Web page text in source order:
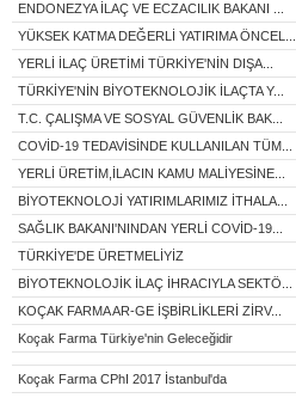
ENDONEZYA İLAÇ VE ECZACILIK BAKANI ...
YÜKSEK KATMA DEĞERLİ YATIRIMA ÖNCEL...
YERLİ İLAÇ ÜRETİMİ TÜRKİYE'NİN DIŞA...
TÜRKİYE'NİN BİYOTEKNOLOJİK İLAÇTA Y...
T.C. ÇALIŞMA VE SOSYAL GÜVENLİK BAK...
COVİD-19 TEDAVİSİNDE KULLANILAN TÜM...
YERLİ ÜRETİM,İLACIN KAMU MALİYESİNE...
BİYOTEKNOLOJİ YATIRIMLARIMIZ İTHALA...
SAĞLIK BAKANI'NINDAN YERLİ COVİD-19...
TÜRKİYE'DE ÜRETMELİYİZ
BİYOTEKNOLOJİK İLAÇ İHRACIYLA SEKTÖ...
KOÇAK FARMA AR-GE İŞBİRLİKLERİ ZİRV...
Koçak Farma Türkiye'nin Geleceğidir
Koçak Farma CPhI 2017 İstanbul'da